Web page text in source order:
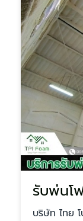
รับพ่นโ
บริษัท ไทย